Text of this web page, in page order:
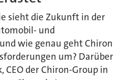
sieht die Zukunft in der
und
wie genau geht Chiron
um? Darüber
CEO der Chiron-Group in